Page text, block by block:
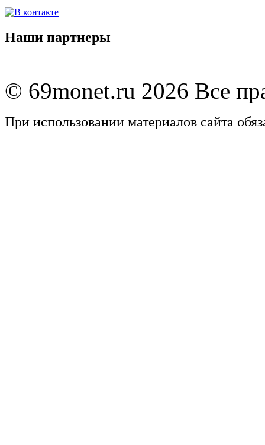
Наши партнеры
© 69monet.ru 2026 Все
При использовании материалов сайта